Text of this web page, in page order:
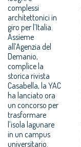
complessi
architettonici in
giro per l’Italia.
Assieme
all’Agenzia del
Demanio,
complice la
storica rivista
Casabella, la YAC
ha lanciato ora
un concorso per
trasformare
l’isola lagunare
in un campus
universitario.